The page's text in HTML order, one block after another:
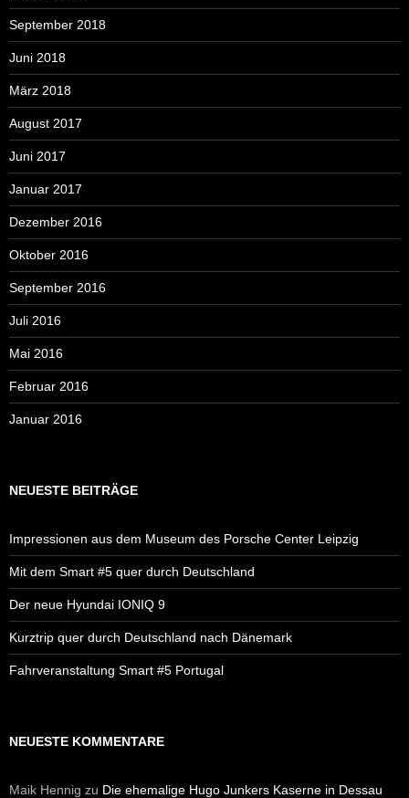
September 2018
Juni 2018
März 2018
August 2017
Juni 2017
Januar 2017
Dezember 2016
Oktober 2016
September 2016
Juli 2016
Mai 2016
Februar 2016
Januar 2016
NEUESTE BEITRÄGE
Impressionen aus dem Museum des Porsche Center Leipzig
Mit dem Smart #5 quer durch Deutschland
Der neue Hyundai IONIQ 9
Kurztrip quer durch Deutschland nach Dänemark
Fahrveranstaltung Smart #5 Portugal
NEUESTE KOMMENTARE
Maik Hennig zu Die ehemalige Hugo Junkers Kaserne in Dessau